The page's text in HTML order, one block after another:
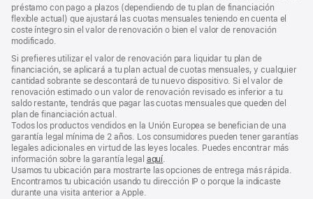
préstamo con pago a plazos (dependiendo de tu plan de financiación
flexible actual) que ajustará las cuotas mensuales teniendo en cuenta el
coste íntegro sin el valor de renovación o bien el valor de renovación
modificado.
Si prefieres utilizar el valor de renovación para liquidar tu plan de
financiación, se aplicará a tu plan actual de cuotas mensuales, y cualquier
cantidad sobrante se descontará de tu nuevo dispositivo. Si el valor de
renovación estimado o un valor de renovación revisado es inferior a tu
saldo restante, tendrás que pagar las cuotas mensuales que queden del
plan de financiación actual.
Todos los productos vendidos en la Unión Europea se benefician de una
garantía legal mínima de 2 años. Los consumidores pueden tener garantías
legales adicionales en virtud de las leyes locales. Puedes encontrar más
información sobre la garantía legal aquí.
Usamos tu ubicación para mostrarte las opciones de entrega más rápida.
Encontramos tu ubicación usando tu dirección IP o porque la indicaste
durante una visita anterior a Apple.